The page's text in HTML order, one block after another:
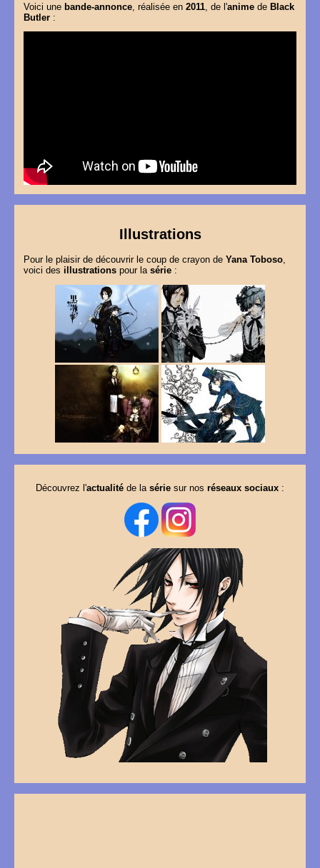
Voici une bande-annonce, réalisée en 2011, de l'animede Black
Butler:
Illustrations
Pour le plaisir de découvrir le coup de crayon de Yana Toboso,
voici des illustrationspour la série:
Découvrez l'actualité de la série sur nos réseaux sociaux :